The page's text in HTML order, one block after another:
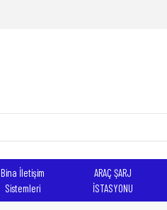
Bina İletişim
Sistemleri
ARAÇ ŞARJ
İSTASYONU